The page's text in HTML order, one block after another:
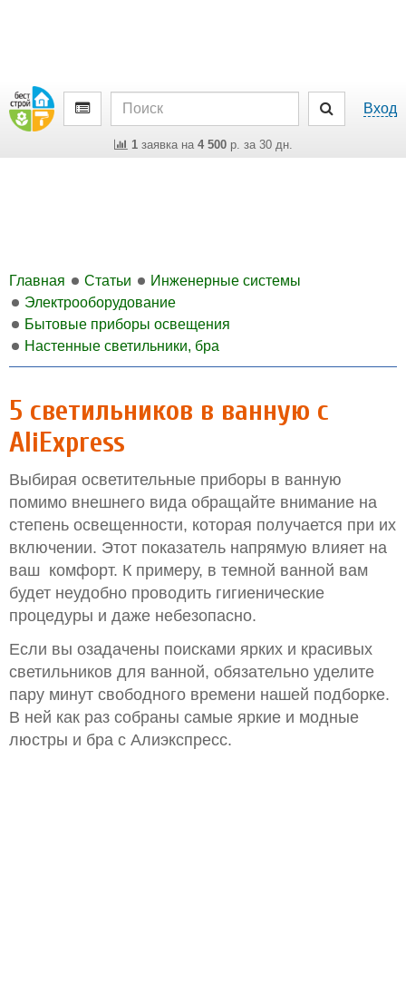
Вход
1заявка на 4 500р. за 30 дн.
Главная Статьи
Инженерные системы
Электрооборудование
Бытовые приборы освещения
Настенные светильники, бра
5 светильников в ванную с
AliExpress
Выбирая осветительные приборы в ванную
помимо внешнего вида обращайте внимание на
степень освещенности, которая получается при их
включении. Этот показатель напрямую влияет на
ваш комфорт. К примеру, в темной ванной вам
будет неудобно проводить гигиенические
процедуры и даже небезопасно.
Если вы озадачены поисками ярких и красивых
светильников для ванной, обязательно уделите
пару минут свободного времени нашей подборке.
В ней как раз собраны самые яркие и модные
люстры и бра с Алиэкспресс.